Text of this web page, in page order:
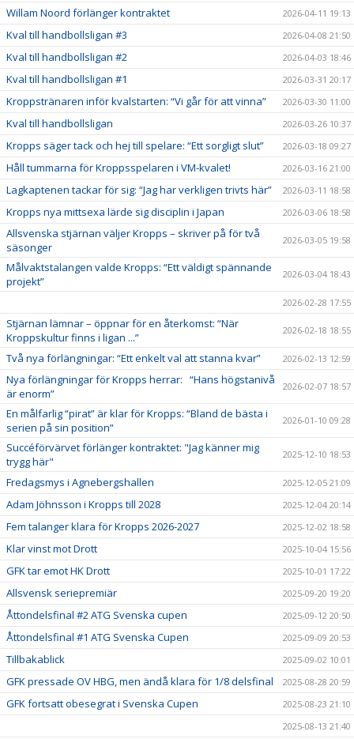
Willam Noord förlänger kontraktet 2026-04-11 19:13
Kval till handbollsligan #3 2026-04-08 21:50
Kval till handbollsligan #2 2026-04-03 18:46
Kval till handbollsligan #1 2026-03-31 20:17
Kroppstränaren inför kvalstarten: “Vi går för att vinna” 2026-03-30 11:00
Kval till handbollsligan 2026-03-26 10:37
Kropps säger tack och hej till spelare: “Ett sorgligt slut” 2026-03-18 09:27
Håll tummarna för Kroppsspelaren i VM-kvalet! 2026-03-16 21:00
Lagkaptenen tackar för sig: “Jag har verkligen trivts här” 2026-03-11 18:58
Kropps nya mittsexa lärde sig disciplin i Japan 2026-03-06 18:58
Allsvenska stjärnan väljer Kropps – skriver på för två
säsonger
2026-03-05 19:58
Målvaktstalangen valde Kropps: “Ett väldigt spännande
projekt”
2026-03-04 18:43
2026-02-28 17:55
Stjärnan lämnar – öppnar för en återkomst: “När
Kroppskultur finns i ligan ...”
2026-02-18 18:55
Två nya förlängningar: “Ett enkelt val att stanna kvar” 2026-02-13 12:59
Nya förlängningar för Kropps herrar: “Hans högstanivå
är enorm”
2026-02-07 18:57
En målfarlig “pirat” är klar för Kropps: “Bland de bästa i
serien på sin position”
2026-01-10 09:28
Succéförvärvet förlänger kontraktet: "Jag känner mig
trygg här"
2025-12-10 18:53
Fredagsmys i Agnebergshallen 2025-12-05 21:09
Adam Jöhnsson i Kropps till 2028 2025-12-04 20:14
Fem talanger klara för Kropps 2026-2027 2025-12-02 18:58
Klar vinst mot Drott 2025-10-04 15:56
GFK tar emot HK Drott 2025-10-01 17:22
Allsvensk seriepremiär 2025-09-20 19:20
Åttondelsfinal #2 ATG Svenska cupen 2025-09-12 20:50
Åttondelsfinal #1 ATG Svenska Cupen 2025-09-09 20:53
Tillbakablick 2025-09-02 10:01
GFK pressade OV HBG, men ändå klara för 1/8 delsfinal 2025-08-28 20:59
GFK fortsatt obesegrat i Svenska Cupen
2025-08-23 21:10
2025-08-13 21:40